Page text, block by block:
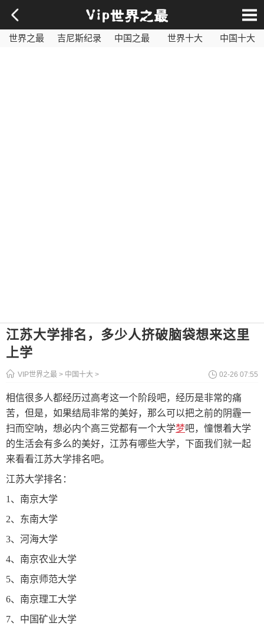
世界之最 吉尼斯纪录 中国之最 世界十大
中国十大
江苏大学排名，多少人挤破脑袋想来这里
上学
VIP世界之最 > 中国十大 > 02-26 07:55
相信很多人都经历过高考这一个阶段吧，经历是非常的痛
苦，但是，如果结局非常的美好，那么可以把之前的阴霾一
扫而空呐，想必内个高三党都有一个大学梦吧，憧憬着大学
的生活会有多么的美好，江苏有哪些大学，下面我们就一起
来看看江苏大学排名吧。
江苏大学排名：
1、南京大学
2、东南大学
3、河海大学
4、南京农业大学
5、南京师范大学
6、南京理工大学
7、中国矿业大学